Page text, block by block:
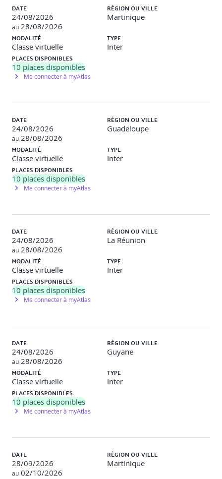
Surcharge, héritage, polymorphisme
Classes abstraites et hiérarchies d’objets
5. Gestion des erreurs et maîtrise du code
Exceptions : try, except, finally, raise
Création d’exceptions personnalisées
Bonnes pratiques de structuration du code
6. Interfaces graphiques et interaction utilisateur
Introduction à tkinter
Création de fenêtres, widgets et événements
Organisation de l’interface et gestion du positionnement
7. Tests et qualité du code
Bases du testing avec unittest
Création et exécution de tests unitaires
Gestion des erreurs dans les tests
Mesure de couverture et bonnes pratiques
8. Projet fil rouge
Phase 1 : analyse du besoin et architecture objet
Phase 2 : implémentation orientée objet et modules
Phase 3 : ajout d’une interface graphique et tests unitaires
Phase 4 : présentation, soutenance et justification du code
9. Synthèse et évaluation
Quiz de validation des acquis
Autoévaluation
Analyse des points forts et axes d’amélioration
DATE
24/08/2026
au 28/08/2026
RÉGION OU VILLE
Martinique
MODALITÉ
Classe virtuelle
TYPE
Inter
PLACES DISPONIBLES
10 places disponibles
Me connecter à myAtlas
DATE
24/08/2026
au 28/08/2026
RÉGION OU VILLE
Guadeloupe
MODALITÉ
Classe virtuelle
TYPE
Inter
PLACES DISPONIBLES
10 places disponibles
Me connecter à myAtlas
DATE
24/08/2026
au 28/08/2026
RÉGION OU VILLE
La Réunion
MODALITÉ
Classe virtuelle
TYPE
Inter
PLACES DISPONIBLES
10 places disponibles
Me connecter à myAtlas
DATE
24/08/2026
au 28/08/2026
RÉGION OU VILLE
Guyane
MODALITÉ
Classe virtuelle
TYPE
Inter
PLACES DISPONIBLES
10 places disponibles
Me connecter à myAtlas
DATE
28/09/2026
au 02/10/2026
RÉGION OU VILLE
Martinique